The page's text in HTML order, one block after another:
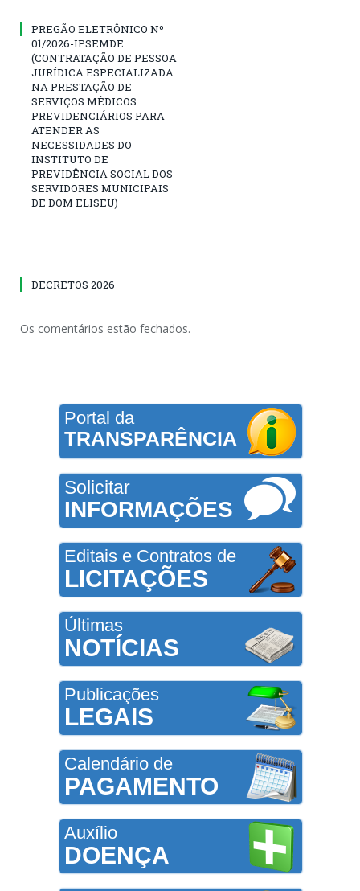
PREGÃO ELETRÔNICO Nº
01/2026-IPSEMDE
(CONTRATAÇÃO DE PESSOA
JURÍDICA ESPECIALIZADA
NA PRESTAÇÃO DE
SERVIÇOS MÉDICOS
PREVIDENCIÁRIOS PARA
ATENDER AS
NECESSIDADES DO
INSTITUTO DE
PREVIDÊNCIA SOCIAL DOS
SERVIDORES MUNICIPAIS
DE DOM ELISEU)
DECRETOS 2026
Os comentários estão fechados.
Portal da
TRANSPARÊNCIA
Solicitar
INFORMAÇÕES
Editais e Contratos de
LICITAÇÕES
Últimas
NOTÍCIAS
Publicações
LEGAIS
Calendário de
PAGAMENTO
Auxílio
DOENÇA